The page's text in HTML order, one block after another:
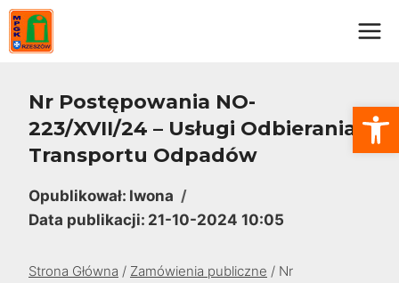
Przejdź
do
Nr Postępowania NO-
223/XVII/24 – Usługi Odbierania I
Transportu Odpadów
Opublikował: Iwona
Data publikacji: 21-10-2024 10:05
Strona Główna / Zamówienia publiczne / Nr